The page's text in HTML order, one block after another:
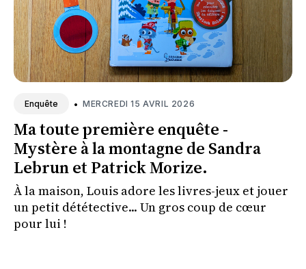
Enquête • MERCREDI 15 AVRIL 2026
Ma toute première enquête -
Mystère à la montagne de Sandra
Lebrun et Patrick Morize.
À la maison, Louis adore les livres-jeux et jouer
un petit dététective... Un gros coup de cœur
pour lui !